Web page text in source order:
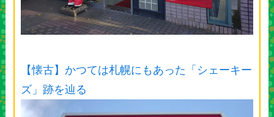
【懐古】かつては札幌にもあった「シェーキー
ズ」跡を辿る